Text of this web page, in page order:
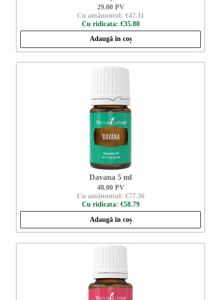
29.00 PV
Cu amănuntul: €47.11
Cu ridicata: €35.80
Adaugă în coș
Davana 5 ml
48.00 PV
Cu amănuntul: €77.36
Cu ridicata: €58.79
Adaugă în coș